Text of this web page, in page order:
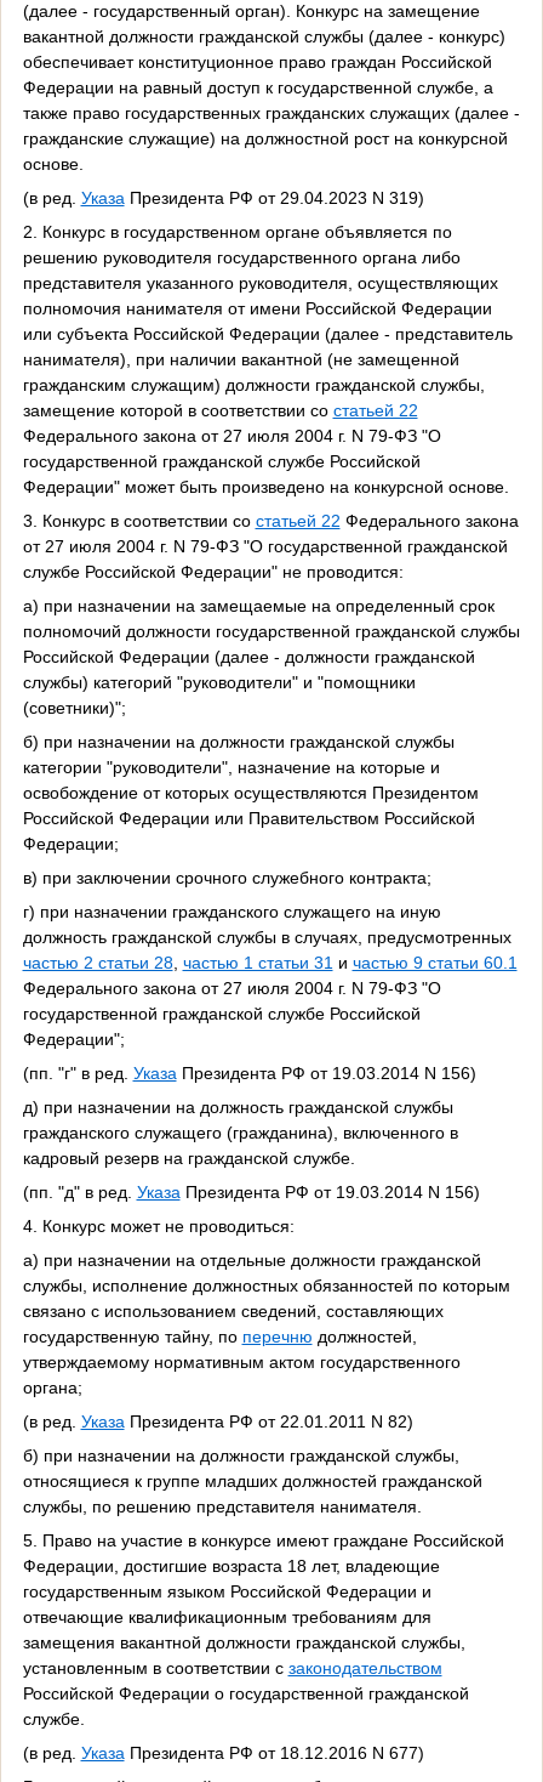
(далее - государственный орган). Конкурс на замещение
вакантной должности гражданской службы (далее - конкурс)
обеспечивает конституционное право граждан Российской
Федерации на равный доступ к государственной службе, а
также право государственных гражданских служащих (далее -
гражданские служащие) на должностной рост на конкурсной
основе.
(в ред. УказаПрезидента РФ от 29.04.2023 N 319)
2. Конкурс в государственном органе объявляется по
решению руководителя государственного органа либо
представителя указанного руководителя, осуществляющих
полномочия нанимателя от имени Российской Федерации
или субъекта Российской Федерации (далее - представитель
нанимателя), при наличии вакантной (не замещенной
гражданским служащим) должности гражданской службы,
замещение которой в соответствии со статьей 22
Федерального закона от 27 июля 2004 г. N 79-ФЗ "О
государственной гражданской службе Российской
Федерации" может быть произведено на конкурсной основе.
3. Конкурс в соответствии со статьей 22 Федерального закона
от 27 июля 2004 г. N 79-ФЗ "О государственной гражданской
службе Российской Федерации" не проводится:
а) при назначении на замещаемые на определенный срок
полномочий должности государственной гражданской службы
Российской Федерации (далее - должности гражданской
службы) категорий "руководители" и "помощники
(советники)";
б) при назначении на должности гражданской службы
категории "руководители", назначение на которые и
освобождение от которых осуществляются Президентом
Российской Федерации или Правительством Российской
Федерации;
в) при заключении срочного служебного контракта;
г) при назначении гражданского служащего на иную
должность гражданской службы в случаях, предусмотренных
частью 2 статьи 28, частью 1 статьи 31и частью 9 статьи 60.1
Федерального закона от 27 июля 2004 г. N 79-ФЗ "О
государственной гражданской службе Российской
Федерации";
(пп. "г" в ред. УказаПрезидента РФ от 19.03.2014 N 156)
д) при назначении на должность гражданской службы
гражданского служащего (гражданина), включенного в
кадровый резерв на гражданской службе.
(пп. "д" в ред. УказаПрезидента РФ от 19.03.2014 N 156)
4. Конкурс может не проводиться:
а) при назначении на отдельные должности гражданской
службы, исполнение должностных обязанностей по которым
связано с использованием сведений, составляющих
государственную тайну, по перечню должностей,
утверждаемому нормативным актом государственного
органа;
(в ред. УказаПрезидента РФ от 22.01.2011 N 82)
б) при назначении на должности гражданской службы,
относящиеся к группе младших должностей гражданской
службы, по решению представителя нанимателя.
5. Право на участие в конкурсе имеют граждане Российской
Федерации, достигшие возраста 18 лет, владеющие
государственным языком Российской Федерации и
отвечающие квалификационным требованиям для
замещения вакантной должности гражданской службы,
установленным в соответствии с законодательством
Российской Федерации о государственной гражданской
службе.
(в ред. УказаПрезидента РФ от 18.12.2016 N 677)